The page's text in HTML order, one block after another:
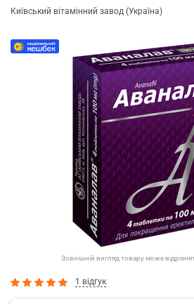
Київський вітамінний завод (Україна)
Зовнішній вигляд товару може
1 відгук